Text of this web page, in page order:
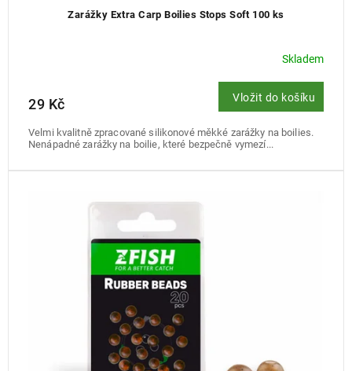
Zarážky Extra Carp Boilies Stops Soft 100 ks
Skladem
29 Kč Vložit do košíku
Velmi kvalitně zpracované silikonové měkké zarážky na boilies.
Nenápadné zarážky na boilie, které bezpečně vymezí...